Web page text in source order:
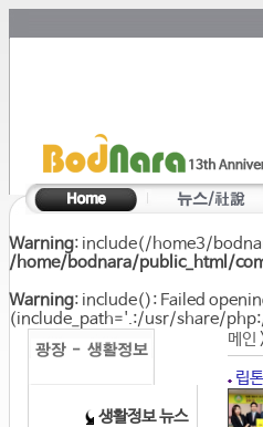
Warning: include(/home3/
/home/bodnara/public_html/
Warning: include(): Failed
(include_path='.:/usr/share/
생활정보 뉴스
메인
립